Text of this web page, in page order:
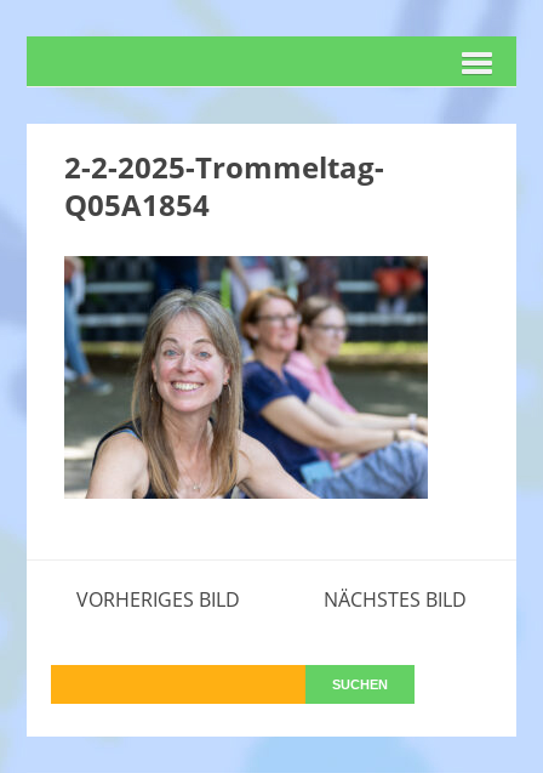
2-2-2025-Trommeltag-
Q05A1854
VORHERIGES BILD NÄCHSTES BILD